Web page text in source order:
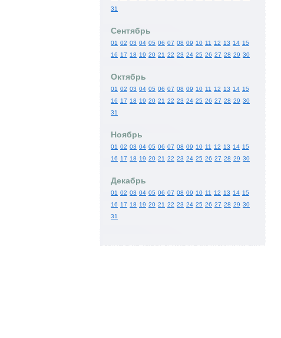
31
Сентябрь
01 02 03 04 05 06 07 08 09 10 11 12 13 14 15
16 17 18 19 20 21 22 23 24 25 26 27 28 29 30
Октябрь
01 02 03 04 05 06 07 08 09 10 11 12 13 14 15
16 17 18 19 20 21 22 23 24 25 26 27 28 29 30
31
Ноябрь
01 02 03 04 05 06 07 08 09 10 11 12 13 14 15
16 17 18 19 20 21 22 23 24 25 26 27 28 29 30
Декабрь
01 02 03 04 05 06 07 08 09 10 11 12 13 14 15
16 17 18 19 20 21 22 23 24 25 26 27 28 29 30
31